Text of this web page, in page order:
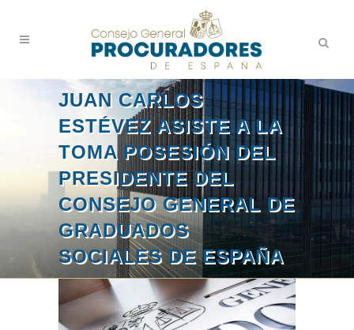
JUAN CARLOS
ESTÉVEZ ASISTE A LA
TOMA POSESIÓN DEL
PRESIDENTE DEL
CONSEJO GENERAL DE
GRADUADOS
SOCIALES DE ESPAÑA